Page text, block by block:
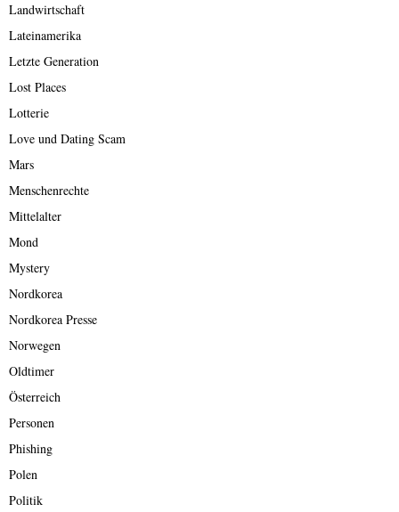
Landwirtschaft
Lateinamerika
Letzte Generation
Lost Places
Lotterie
Love und Dating Scam
Mars
Menschenrechte
Mittelalter
Mond
Mystery
Nordkorea
Nordkorea Presse
Norwegen
Oldtimer
Österreich
Personen
Phishing
Polen
Politik